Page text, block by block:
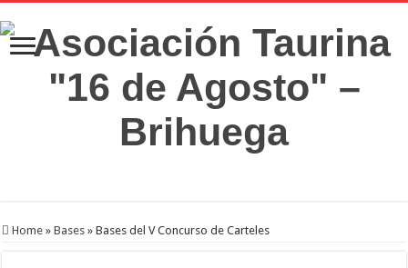
Home » Bases » Bases del V Concurso de Carteles